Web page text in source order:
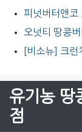
피넛버터앤
오넛티 땅콩
[비소뉴] 크
유기농 땅
점